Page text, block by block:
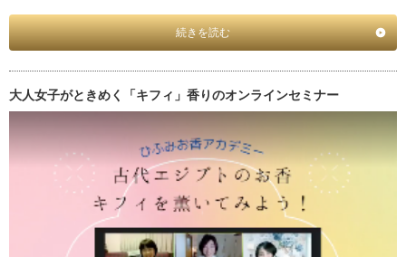
続きを読む
大人女子がときめく「キフィ」香りのオンラインセミナー